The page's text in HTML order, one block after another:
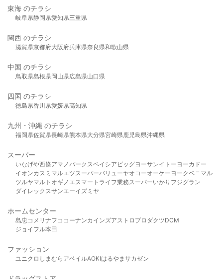
東海 のチラシ
岐阜県静岡県愛知県三重県
関西 のチラシ
滋賀県京都府大阪府兵庫県奈良県和歌山県
中国 のチラシ
鳥取県島根県岡山県広島県山口県
四国 のチラシ
徳島県香川県愛媛県高知県
九州・沖縄 のチラシ
福岡県佐賀県長崎県熊本県大分県宮崎県鹿児島県沖縄県
スーパー
いなげや西條アマノパークスベイシア ビッグヨーサンイトーヨーカドー
イオンカスミ マルエツスーパーバリューヤオコーオーケー ヨークベニマル
ツルヤマルト オギノ エスマート ライフ業務スーパーいかり フジグラン
ダイレックスサンエーイズミヤ
ホームセンター
島忠 コメリ ナフコ コーナンカインズアストロプロダクツDCM
ジョイフル本田
ファッション
ユニクロ しまむら アベイルAOKIはるやま サカゼン